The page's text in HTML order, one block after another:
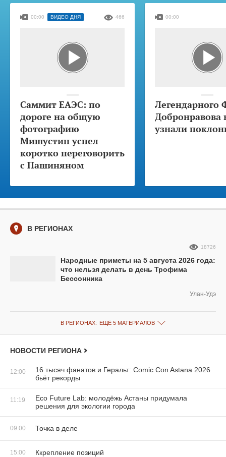
Саммит ЕАЭС: по
дороге на общую
фотографию
Мишустин успел
коротко переговорить
с Пашиняном
00:00 ВИДЕО ДНЯ 466
Легендарного
Добронравова
узнали
00:00
В РЕГИОНАХ
Народные приметы на 5 августа 2026 года:
что нельзя делать в день Трофима
Бессонника
18726
Улан-Удэ
В РЕГИОНАХ: ЕЩЁ 5 МАТЕРИАЛОВ
НОВОСТИ РЕГИОНА
12:00
16 тысяч фанатов и Геральт: Comic Con Astana 2026
бьёт рекорды
11:19
Eco Future Lab: молодёжь Астаны придумала
решения для экологии города
09:00 Точка в деле
15:00 Ккрепление позиций